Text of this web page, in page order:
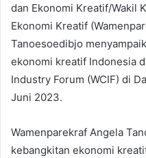
e
l
dan Ekonomi Kreatif/Wakil
Ekonomi Kreatif
Tanoesoedibjo
ekonomi kreatif Indonesia
Industry Forum (WCIF) di
Juni 2023.
Wamenparekraf Angela
kebangkitan ekonomi